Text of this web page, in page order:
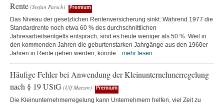
Rente (Stefan Parsch) Premium
Das Niveau der gesetzlichen Rentenversicherung sinkt: Während 1977 die
Standardrente noch etwa 60 % des durchschnittlichen
Jahresarbeitsentgelts entsprach, sind es heute weniger als 50 %. Weil in
den kommenden Jahren die geburtenstarken Jahrgänge aus den 1960er
Jahren in Rente gehen werden, könnte... mehr lesen
Häufige Fehler bei Anwendung der Kleinunternehmerregelung
nach § 19 UStG (Ulf Matzen) Premium
Die Kleinunternehmerregelung kann Unternehmern helfen, viel Zeit zu